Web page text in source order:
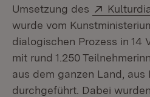
Umsetzung des
Extern:
wurde vom
dialogischen Prozess in 14
mit rund 1.250
aus dem ganzen Land, aus
durchgeführt. Dabei